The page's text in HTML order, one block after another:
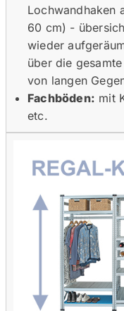
Lochwandhaken
60 cm) -
wieder
über die
von langen
Fachböden: mit
etc.